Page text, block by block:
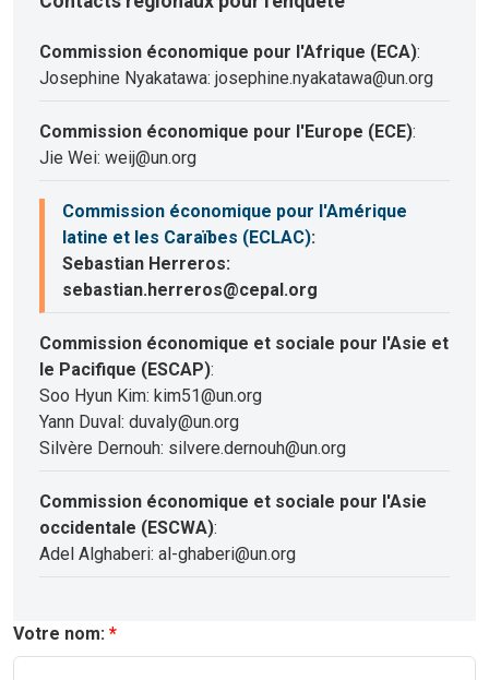
Commission économique pour l'Afrique (ECA):
Josephine Nyakatawa: josephine.nyakatawa@un.org
Commission économique pour l'Europe (ECE):
Jie Wei: weij@un.org
Commission économique pour l'Amérique
latine et les Caraïbes (ECLAC):
Sebastian Herreros:
sebastian.herreros@cepal.org
Commission économique et sociale pour l'Asie et
le Pacifique (ESCAP):
Soo Hyun Kim: kim51@un.org
Yann Duval: duvaly@un.org
Silvère Dernouh: silvere.dernouh@un.org
Commission économique et sociale pour l'Asie
occidentale (ESCWA):
Adel Alghaberi: al-ghaberi@un.org
Votre nom: